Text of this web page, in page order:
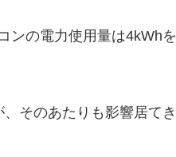
ンの電力使用量は4kWhを
そのあたりも影響居てき